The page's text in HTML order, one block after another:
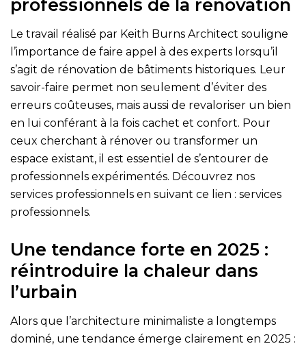
professionnels de la rénovation
Le travail réalisé par Keith Burns Architect souligne
l’importance de faire appel à des experts lorsqu’il
s’agit de rénovation de bâtiments historiques. Leur
savoir-faire permet non seulement d’éviter des
erreurs coûteuses, mais aussi de revaloriser un bien
en lui conférant à la fois cachet et confort. Pour
ceux cherchant à rénover ou transformer un
espace existant, il est essentiel de s’entourer de
professionnels expérimentés. Découvrez nos
services professionnels en suivant ce lien : services
professionnels.
Une tendance forte en 2025 :
réintroduire la chaleur dans
l’urbain
Alors que l’architecture minimaliste a longtemps
dominé, une tendance émerge clairement en 2025 :